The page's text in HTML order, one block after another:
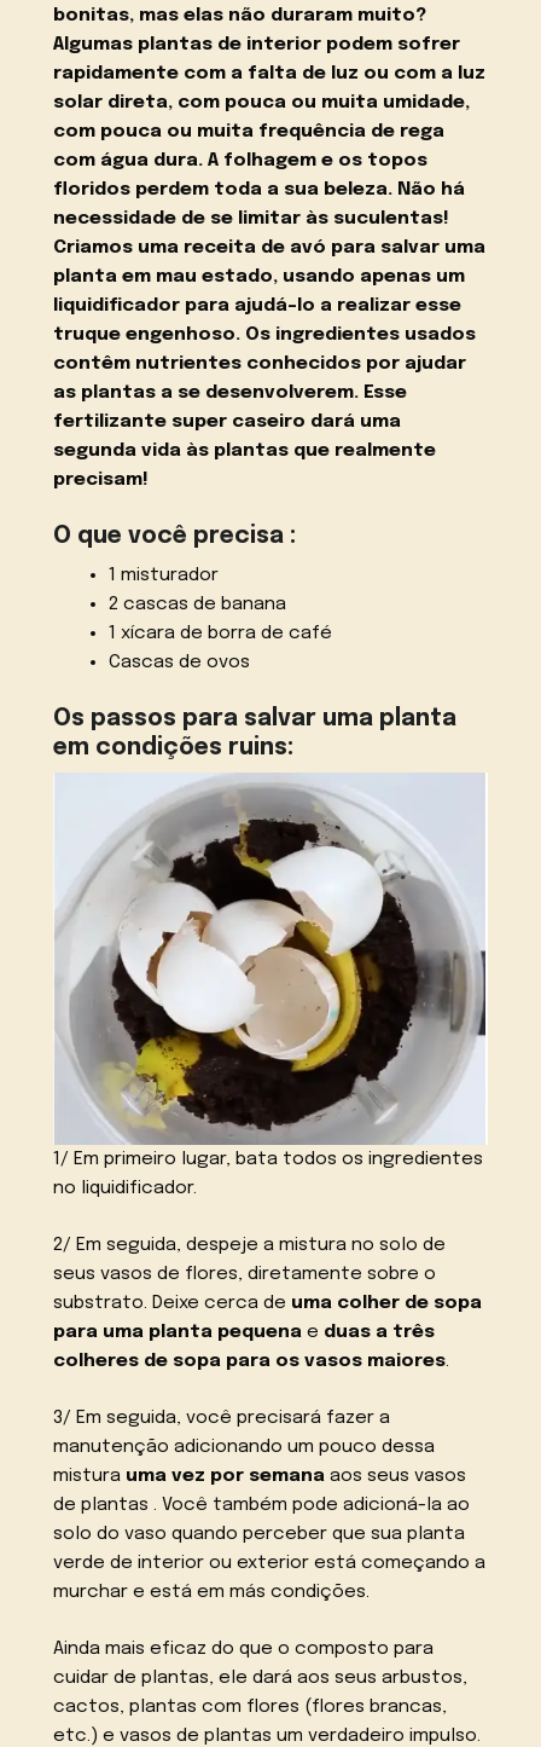
bonitas, mas elas não duraram muito?
Algumas plantas de interior podem sofrer
rapidamente com a falta de luz ou com a luz
solar direta, com pouca ou muita umidade,
com pouca ou muita frequência de rega
com água dura. A folhagem e os topos
floridos perdem toda a sua beleza. Não há
necessidade de se limitar às suculentas!
Criamos uma receita de avó para salvar uma
planta em mau estado, usando apenas um
liquidificador para ajudá-lo a realizar esse
truque engenhoso. Os ingredientes usados
contêm nutrientes conhecidos por ajudar
as plantas a se desenvolverem. Esse
fertilizante super caseiro dará uma
segunda vida às plantas que realmente
precisam!
O que você precisa :
1 misturador
2 cascas de banana
1 xícara de borra de café
Cascas de ovos
Os passos para salvar uma planta
em condições ruins:
1/ Em primeiro lugar, bata todos os ingredientes
no liquidificador.
2/ Em seguida, despeje a mistura no solo de
seus vasos de flores, diretamente sobre o
substrato. Deixe cerca de uma colher de sopa
para uma planta pequena e duas a três
colheres de sopa para os vasos maiores.
3/ Em seguida, você precisará fazer a
manutenção adicionando um pouco dessa
mistura uma vez por semana aos seus vasos
de plantas . Você também pode adicioná-la ao
solo do vaso quando perceber que sua planta
verde de interior ou exterior está começando a
murchar e está em más condições.
Ainda mais eficaz do que o composto para
cuidar de plantas, ele dará aos seus arbustos,
cactos, plantas com flores (flores brancas,
etc.) e vasos de plantas um verdadeiro impulso.